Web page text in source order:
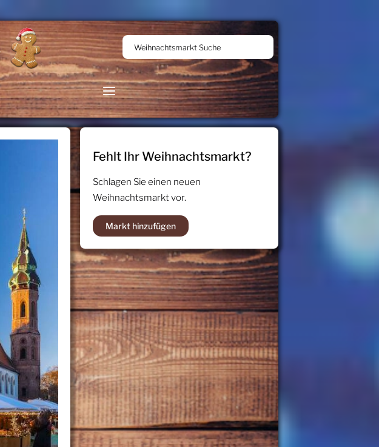
Weihnachtsmarkt Suche
Fehlt Ihr Weihnachtsmarkt?
Schlagen Sie einen neuen
Weihnachtsmarkt vor.
Markt hinzufügen